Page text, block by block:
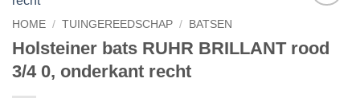
verlanglijst
HOME / TUINGEREEDSCHAP / BATSEN
Holsteiner bats RUHR BRILLANT rood
3/4 0, onderkant recht